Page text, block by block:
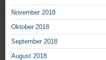
November 2018
Oktober 2018
September 2018
August 2018